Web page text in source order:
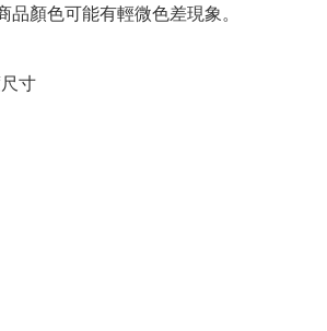
品顏色可能有輕微色差現象。
寸